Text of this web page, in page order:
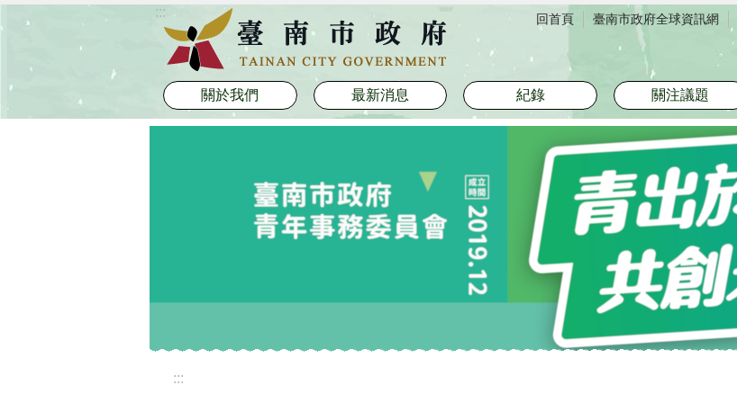
跳到主要內容區塊 ::: 回首頁 臺南市政府全球資訊網
關於我們 最新消息 紀錄 關注議題
:::